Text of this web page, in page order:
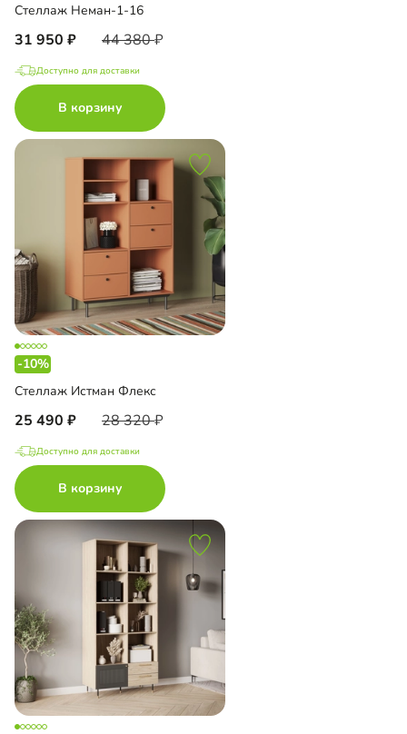
Стеллаж Неман-1-16
31 950 44 380
Доступно для доставки
В корзину
-10%
Стеллаж Истман Флекс
25 490 28 320
Доступно для доставки
В корзину